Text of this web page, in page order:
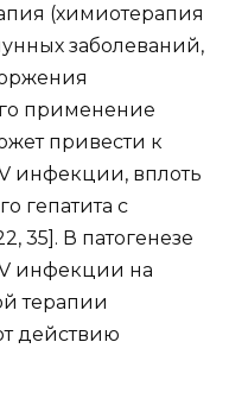
(химиотерапия
заболеваний,
применение
привести к
инфекции, вплоть
гепатита с
35]. В патогенезе
инфекции на
терапии
действию